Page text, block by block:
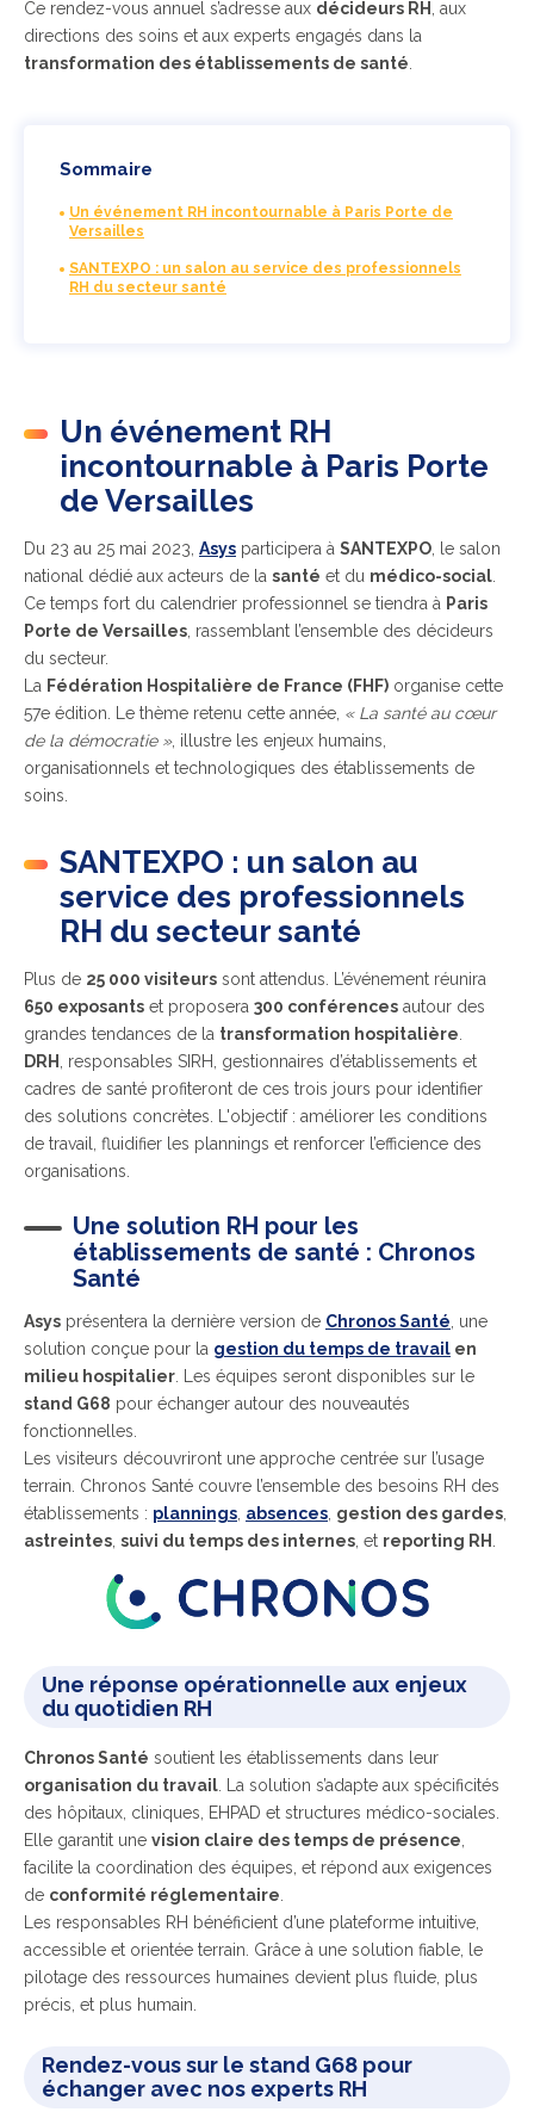
Ce rendez-vous annuel s’adresse aux décideurs RH
, aux
directions des soins et aux experts engagés dans la
transformation des établissements de santé
Sommaire
Un événement RH incontournable à Paris Porte de
Versailles
SANTEXPO : un salon au service des professionnels
RH du secteur santé
Un événement RH
incontournable à Paris Porte
de Versailles
Du 23 au 25 mai 2023, Asys participera à SANTEXPO , le salon
national dédié aux acteurs de la santé et du médico-social
Ce temps fort du calendrier professionnel se tiendra à Paris
Porte de Versailles , rassemblant l’ensemble des décideurs
du secteur.
La Fédération Hospitalière de France (FHF) organise cette
57e édition. Le thème retenu cette année, « La santé au cœur
de la démocratie », illustre les enjeux humains,
organisationnels et technologiques des établissements de
soins.
SANTEXPO : un salon au
service des professionnels
RH du secteur santé
Plus de 25 000 visiteurs sont attendus. L’événement réunira
650 exposants et proposera 300 conférences autour des
grandes tendances de la transformation hospitalière
DRH
, responsables SIRH, gestionnaires d’établissements et
cadres de santé profiteront de ces trois jours pour identifier
des solutions concrètes. L'objectif : améliorer les conditions
de travail, fluidifier les plannings et renforcer l’efficience des
organisations.
Une solution RH pour les
établissements de santé : Chronos
Santé
Asys présentera la dernière version de Chronos Santé , une
solution conçue pour la gestion du temps de travail en
milieu hospitalier . Les équipes seront disponibles sur le
stand G68 pour échanger autour des nouveautés
fonctionnelles.
Les visiteurs découvriront une approche centrée sur l’usage
terrain. Chronos Santé couvre l’ensemble des besoins RH des
établissements : plannings absences gestion des gardes
astreintes suivi du temps des internes , et reporting RH
Une réponse opérationnelle aux enjeux
du quotidien RH
Chronos Santé soutient les établissements dans leur
organisation du travail . La solution s’adapte aux spécificités
des hôpitaux, cliniques, EHPAD et structures médico-sociales.
Elle garantit une vision claire des temps de présence
facilite la coordination des équipes, et répond aux exigences
de conformité réglementaire
Les responsables RH bénéficient d’une plateforme intuitive,
accessible et orientée terrain. Grâce à une solution fiable, le
pilotage des ressources humaines devient plus fluide, plus
précis, et plus humain.
Rendez-vous sur le stand G68 pour
échanger avec nos experts RH